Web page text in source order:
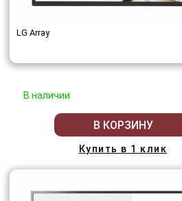
LG Array
В наличии
В КОРЗИНУ
Купить в 1 клик